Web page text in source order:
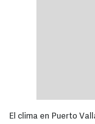
El clima en Puerto